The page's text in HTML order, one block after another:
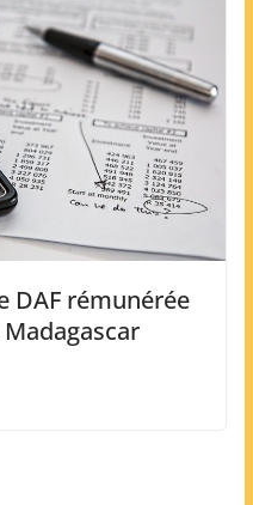
DAF rémunérée